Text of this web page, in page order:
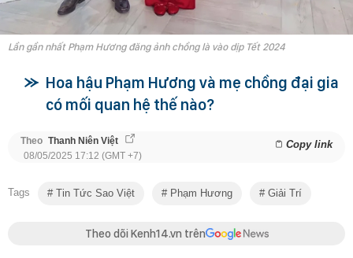
Lần gần nhất Phạm Hương đăng ảnh chồng là vào dịp Tết 2024
Hoa hậu Phạm Hương và mẹ chồng đại gia
có mối quan hệ thế nào?
Theo Thanh Niên Việt Copy link
08/05/2025 17:12 (GMT +7)
Tags Tin Tức Sao Việt Phạm Hương Giải Trí
Theo dõi Kenh14.vn trên